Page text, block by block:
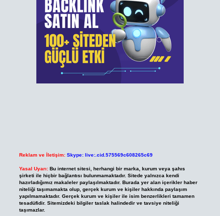
Reklam ve İletişim: Skype: live:.cid.575569c608265c69
Yasal Uyarı: Bu internet sitesi, herhangi bir marka, kurum veya şahıs
şirketi ile hiçbir bağlantısı bulunmamaktadır. Sitede yalnızca kendi
hazırladığımız makaleler paylaşılmaktadır. Burada yer alan içerikler haber
niteliği taşımamakta olup, gerçek kurum ve kişiler hakkında paylaşım
yapılmamaktadır. Gerçek kurum ve kişiler ile isim benzerlikleri tamamen
tesadüfidir. Sitemizdeki bilgiler taslak halindedir ve tavsiye niteliği
taşımazlar.